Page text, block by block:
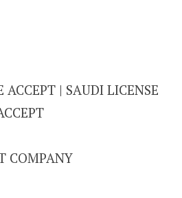
ACCEPT | SAUDI LICENSE
COMPANY